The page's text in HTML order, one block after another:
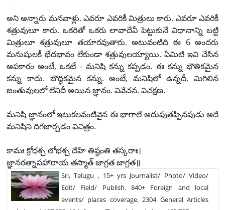
అని అన్నారు మనవాళ్లు. ఎవరూ ఎవరికీ మిత్రులు కారు. ఎవరూ ఎవరికీ
శత్రువులూ కారు. ఒకరితో ఒకరు లావాదేవీ పెట్టుకునే విధానాన్ని బట్టి
మిత్రులూ శత్రువులూ తయారవుతారు. అటువంటిది ఈ 6 అందరు
మనుషులకీ భేదభావం లేకుండా శత్రువులయ్యాయి. ఏమిటి ఇవి చేసిన
అపకారం అంటే, ఒకటే - మనిషి కన్ను కప్పడం. ఈ కన్ను భౌతికమైన
కన్ను కాదు. బౌద్ధికమైన కన్ను. అంటే, మనిషిలో ఉన్నదీ, మిగిలిన
జంతువులలో లేనిదీ అయిన జ్ఞానం. వివేచన. విచక్షణ.
మనిషి జ్ఞానంలో ఇటుకలవంటివైన ఈ భాగాలే అదుపుతప్పినపుడు అదే
మనిషిని దిగజార్చడం విచిత్రం.
కామః క్రోధశ్చ లోభశ్చ దేహే తిష్ఠంతి తస్కరాః।
జ్ఞానరత్నాపహారాయ తస్మాత్ జాగ్రత జాగ్రత॥
Sri, Telugu , 15+ yrs Journalist/ Photo/ Video/
Edit/ Field/ Publish. 840+ Foreign and local
events/ places coverage, 2304 General Articles